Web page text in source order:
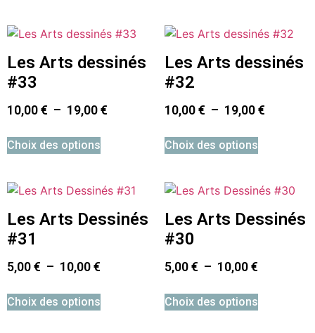
Les Arts dessinés
#33
10,00€ – 19,00€
Choix des options
Les Arts dessinés
#32
10,00€ – 19,00€
Choix des options
Les Arts Dessinés
#31
5,00€ – 10,00€
Choix des options
Les Arts Dessinés
#30
5,00€ – 10,00€
Choix des options